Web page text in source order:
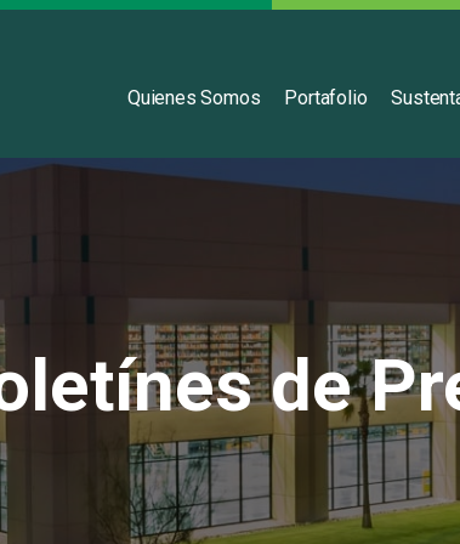
Español
Quienes Somos Portafolio
de